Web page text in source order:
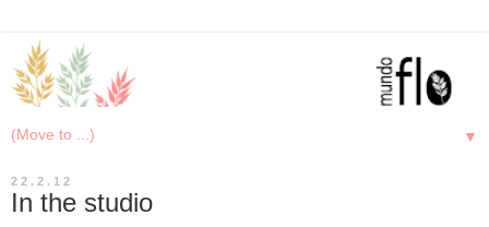
▼
22.2.12
In the studio